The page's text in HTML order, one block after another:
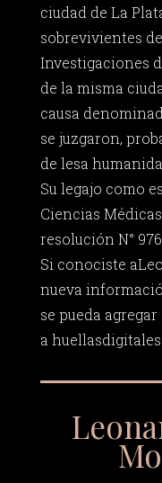
ciudad de La
sobrevivientes
Investigaciones
de la misma
causa
se juzgaron,
de lesa
Su legajo como
Ciencias
resolución N°
Si conociste
nueva
se pueda
a